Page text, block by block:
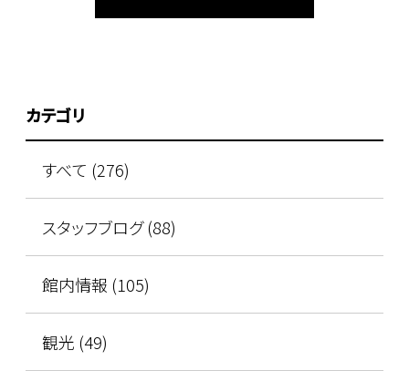
カテゴリ
すべて (276)
スタッフブログ (88)
館内情報 (105)
観光 (49)